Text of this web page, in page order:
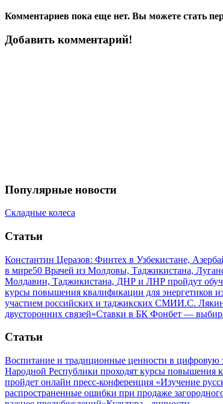
Комментариев пока еще нет. Вы можете стать
Добавить комментарий!
Популярные новости
Складные колеса
Статьи
Константин Церазов: Финтех в Узбекистане,
в мире50 Врачей из Молдовы, Таджикистана,
Молдавии, Таджикистана, ДНР и ЛНР пройдут
курсы повышения квалификации для энергетиков
участием российских и таджикских СМИИ.С.
двусторонних связей»Ставки в БК Фонбет —
Статьи
Воспитание и традиционные ценности в цифровую
Народной Республики проходят курсы повышения
пройдет онлайн пресс-конференция «Изучение
распространенные ошибки при продаже